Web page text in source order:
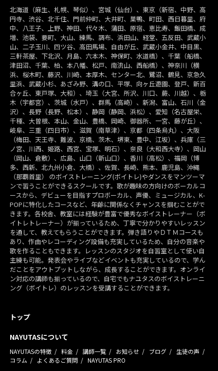
北海道（麻生、札幌、琴似）、宮城（仙台）、東京（新宿、中野、高
円寺、渋谷、北千住、門前仲町、大井町、巣鴨、町田、西日暮里、府
中、八王子、上野、神田、代々木、蒲田、原宿、恵比寿、飯田橋、成
増、池袋、要町、大山、練馬、調布、浜田山、経堂、五反田、武蔵小
山、二子玉川、四ツ谷、高田馬場、自由が丘、武蔵小金井、中目黒、
三軒茶屋、下北沢、月島、六本木、神保町、水道橋）、千葉（船橋、
津田沼、千葉、柏、本八幡、松戸、南流山、西船橋）、神奈川（横
浜、桜木町、藤沢、川崎、本厚木、センター北、鷺沼、鶴見、京急久
里浜、武蔵小杉、あざみ野、溝の口、平塚、向ヶ丘遊園、登戸、新百
合ヶ丘、東戸塚、大和）、埼玉（大宮、所沢、川口、蕨、川越）、栃
木（宇都宮）、茨城（水戸）、群馬（高崎）、新潟、富山、石川（金
沢）、長野（長野、松本）、静岡（静岡、浜松）、愛知（名古屋栄、
千種、大曽根、本山、金山、豊橋、岡崎、御器所、一宮、藤が丘）、
岐阜、三重（四日市）、滋賀（南草津）、京都（四条烏丸）、大阪
（梅田、天王寺、難波、京橋、茨木、堺東、豊中、江坂）、兵庫（三
ノ宮、川西、姫路、西宮、宝塚、明石）、奈良（大和西大寺）、岡山
（岡山、倉敷）、広島、山口（新山口）、香川（高松）、福岡（博
多、西新、北九州小倉、大橋）、佐賀、長崎、熊本、鹿児島、沖縄
（那覇首里） のボイストレーニング(ボイトレ)やダンスをマンツーマ
ンで習うことができるスクールです。歌が趣味の方向けのボーカルコ
ースから、デビューを目指すプロボーカル、声優、ミュージカル、K-
POPに特化したコースなど、年齢に関係なくチャンスを掴むことがで
きます。各校舎、教室には経験が豊富で優秀なボイストレーナー（ボ
イトレトレーナー）が揃っているため、丁寧で分かりやすいレッスン
を通して、教えてもらうことができます。弾き語りやＤＴＭコースも
あり、作曲やレコーディング設備も充実しているため、自分の音楽や
歌を作ることもできます。レッスンのスタジオを自習室として使い自
主練も可能。発表会やライブなどイベントも充実しているので、学ん
だことをアウトプットしながら、成長することができます。オンライ
ン対応の講師も揃っているので、自宅でもナユタスのボイストレーニ
ング（ボイトレ）のレッスンを受講することができます。
トップ
NAYUTASについて
NAYUTASの特徴 料金 講師一覧 お知らせ ブログ
生徒の声
コラム
よくあるご質問 NAYUTAS PRO